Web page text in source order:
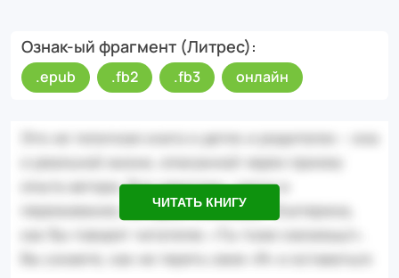
Ознак-ый фрагмент (Литрес)
.epub .fb2 .fb3 онлайн
ЧИТАТЬ КНИГУ